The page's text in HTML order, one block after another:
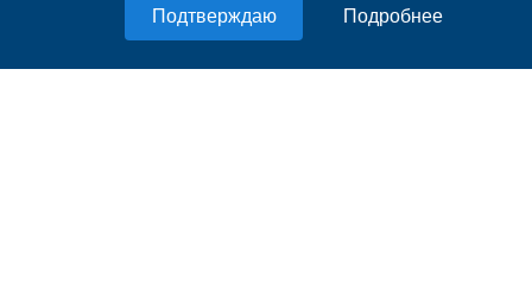
Подробнее
Политика конфиденциальности
Согласие на обработку персональных данных